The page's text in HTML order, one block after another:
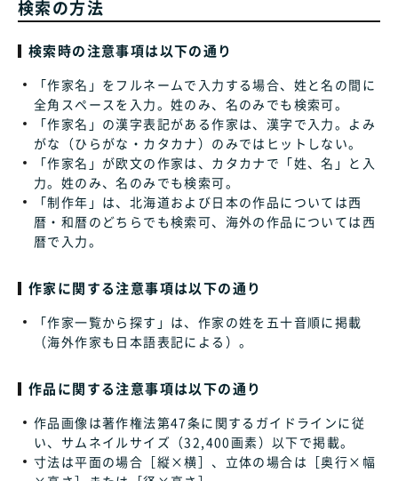
検索の方法
検索時の注意事項は以下の通り
「作家名」をフルネームで入力する場合、姓と名の間に
全角スペースを入力。姓のみ、名のみでも検索可。
「作家名」の漢字表記がある作家は、漢字で入力。よみ
がな（ひらがな・カタカナ）のみではヒットしない。
「作家名」が欧文の作家は、カタカナで「姓、名」と入
力。姓のみ、名のみでも検索可。
「制作年」は、北海道および日本の作品については西
暦・和暦のどちらでも検索可、海外の作品については西
暦で入力。
作家に関する注意事項は以下の通り
「作家一覧から探す」は、作家の姓を五十音順に掲載
（海外作家も日本語表記による）。
作品に関する注意事項は以下の通り
作品画像は著作権法第47条に関するガイドラインに従
い、サムネイルサイズ（32,400画素）以下で掲載。
寸法は平面の場合［縦×横］、立体の場合は［奥行×幅